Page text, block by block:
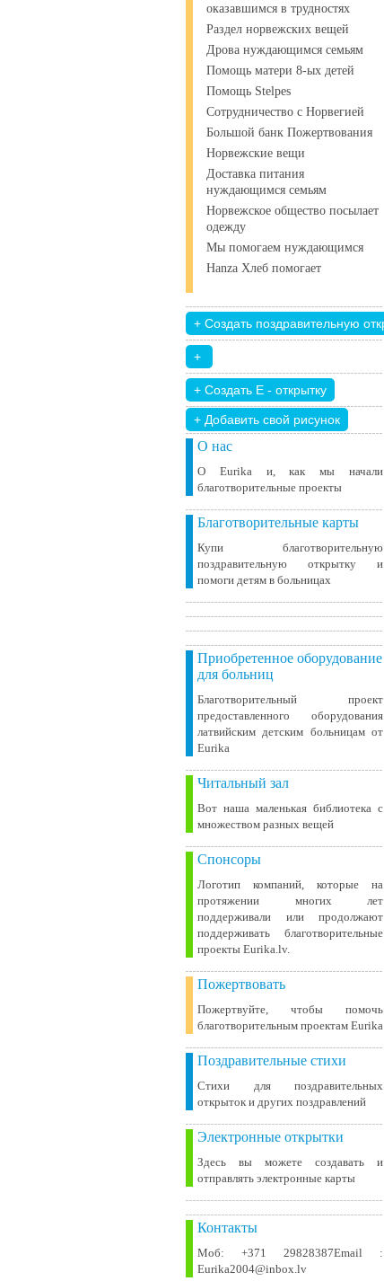
оказавшимся в трудностях
Раздел норвежских вещей
Дрова нуждающимся семьям
Помощь матери 8-ых детей
Помощь Stelpes
Сотрудничество с Норвегией
Большой банк Пожертвования
Норвежские вещи
Доставка питания
нуждающимся семьям
Норвежское общество посылает
одежду
Мы помогаем нуждающимся
Hanza Хлеб помогает
+ Добавить свой ​​рисунок
О нас
О Eurika и, как мы начали
благотворительные проекты
Благотворительные карты
Купи благотворительную
поздравительную открытку и
помоги детям в больницах
Приобретенное оборудование
для больниц
Благотворительный проект
предоставленного оборудования
латвийским детским больницам от
Eurika
Читальный зал
Вот наша маленькая библиотека c
множеством разных вещей
Спонсоры
Логотип компаний, которые на
протяжении многих лет
поддерживали или продолжают
поддерживать благотворительные
проекты Eurika.lv.
Пожертвовать
Пожертвуйте, чтобы помочь
благотворительным проектам Eurika
Поздравительные стихи
Стихи для поздравительных
открыток и других поздравлений
Электронные открытки
Здесь вы можете создавать и
отправлять электронные карты
Контакты
Моб: +371 29828387Email :
Eurika2004@inbox.lv